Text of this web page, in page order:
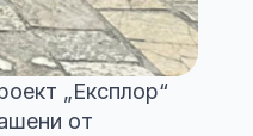
„Експлор“
от